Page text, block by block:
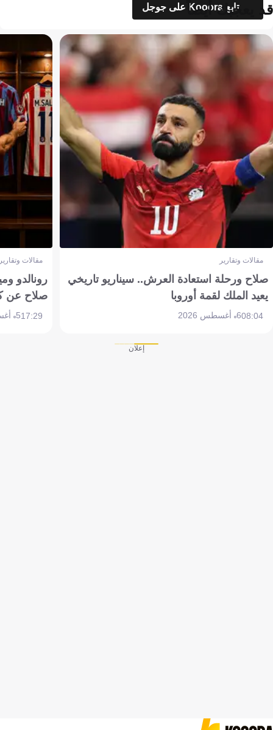
تابع Kooora على جوجل
قد يعجبك أيضاً
مقالات وتقارير
صلاح ورحلة استعادة العرش.. سيناريو تاريخي
يعيد الملك لقمة أوروبا
08:046 أغسطس 2026
مقالات
رونالدو
صلاح عن
17:295 أغسطس 2026
إعلان